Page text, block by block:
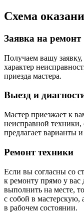
Схема
Заявка на ремонт
Получаем вашу
характер
приезда мастера.
Выезд и
Мастер приезжает к
неисправной
предлагает варианты
Ремонт техники
Если вы согласны со
к ремонту прямо у
выполнить на месте,
с собой в мастерскую,
в рабочем состоянии.